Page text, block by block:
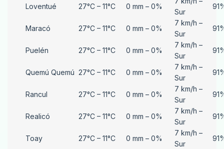
Loventué 27°C – 11°C 0 mm – 0%
Sur
Maracó 27°C – 11°C 0 mm – 0%
7 km/h –
Sur
Puelén 27°C – 11°C 0 mm – 0%
7 km/h –
Sur
Quemú Quemú 27°C – 11°C 0 mm – 0%
7 km/h –
Sur
Rancul 27°C – 11°C 0 mm – 0%
7 km/h –
Sur
Realicó 27°C – 11°C 0 mm – 0%
7 km/h –
Sur
Toay 27°C – 11°C 0 mm – 0%
7 km/h –
Sur